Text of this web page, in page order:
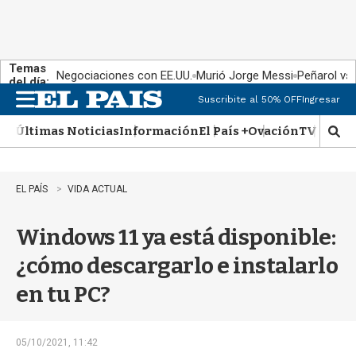
Temas
del día: Negociaciones con EE.UU. Murió Jorge Messi Peñarol
n
u
Suscribite al 50% OFFIngresar
Últimas NoticiasInformaciónEl País +OvaciónTV Show
M
o
r
b
�
EL PAÍS VIDA ACTUAL
Windows 11 ya está disponible:
¿cómo descargarlo e instalarlo
en tu PC?
05/10/2021, 11:42